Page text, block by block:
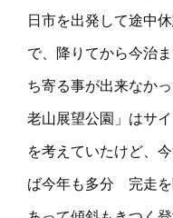
日市を出発して途中
で、降りてから今治
ち寄る事が出来なか
老山展望公園」はサ
を考えていたけど、
ば今年も多分 完走を